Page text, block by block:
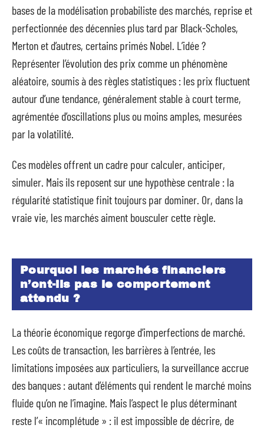
bases de la modélisation probabiliste des marchés, reprise et
perfectionnée des décennies plus tard par Black-Scholes,
Merton et d’autres, certains primés Nobel. L’idée ?
Représenter l’évolution des prix comme un phénomène
aléatoire, soumis à des règles statistiques : les prix fluctuent
autour d’une tendance, généralement stable à court terme,
agrémentée d’oscillations plus ou moins amples, mesurées
par la volatilité.
Ces modèles offrent un cadre pour calculer, anticiper,
simuler. Mais ils reposent sur une hypothèse centrale : la
régularité statistique finit toujours par dominer. Or, dans la
vraie vie, les marchés aiment bousculer cette règle.
Pourquoi les marchés financiers
n’ont-ils pas le comportement
attendu ?
La théorie économique regorge d’imperfections de marché.
Les coûts de transaction, les barrières à l’entrée, les
limitations imposées aux particuliers, la surveillance accrue
des banques : autant d’éléments qui rendent le marché moins
fluide qu’on ne l’imagine. Mais l’aspect le plus déterminant
reste l’« incomplétude » : il est impossible de décrire, de